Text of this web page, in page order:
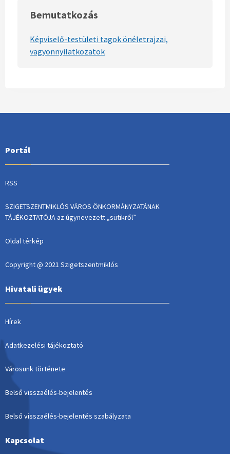
Bemutatkozás
Képviselő-testületi tagok önéletrajzai,
vagyonnyilatkozatok
Portál
RSS
SZIGETSZENTMIKLÓS VÁROS ÖNKORMÁNYZATÁNAK
TÁJÉKOZTATÓJA az úgynevezett „sütikről”
Oldal térkép
Copyright @ 2021 Szigetszentmiklós
Hivatali ügyek
Hírek
Adatkezelési tájékoztató
Városunk története
Belső visszaélés-bejelentés
Belső visszaélés-bejelentés szabályzata
Kapcsolat